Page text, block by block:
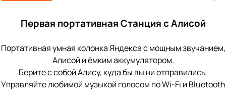
Первая портативная Станция с Алисой
Портативная умная колонка Яндекса с мощным звучанием,
Алисой и ёмким аккумулятором.
Берите с собой Алису, куда бы вы ни отправились.
Управляйте любимой музыкой голосом по Wi-Fi и Bluetooth